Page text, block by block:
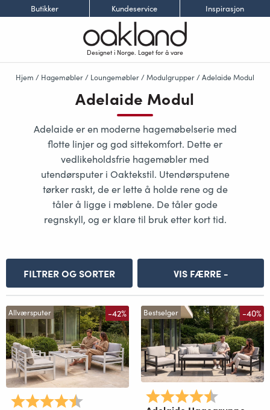
Butikker Kundeservice Inspirasjon
Designet i Norge. Laget for å vare
Hjem / Hagemøbler / Loungemøbler /Modulgrupper / Adelaide Modul
Adelaide Modul
Adelaide er en moderne hagemøbelserie med
flotte linjer og god sittekomfort. Dette er
vedlikeholdsfrie hagemøbler med
utendørsputer i Oaktekstil. Utendørsputene
tørker raskt, de er lette å holde rene og de
tåler å ligge i møblene. De tåler gode
regnskyll, og er klare til bruk etter kort tid.
FILTRER OG SORTER VIS FÆRRE -
Allværsputer -42%
Karakter: 4.8 av 5 mulige
Bestselger -40%
Karakter: